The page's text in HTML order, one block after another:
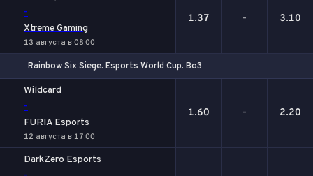
-
Xtreme Gaming
13 августа в 08:00
1.37 - 3.10
Rainbow Six Siege. Esports World Cup. Bo3
Wildcard
-
FURIA Esports
12 августа в 17:00
1.60 - 2.20
DarkZero Esports